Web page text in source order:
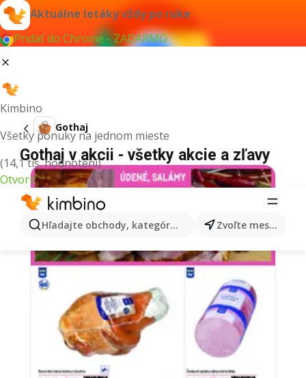
Aktuálne letáky vždy po ruke
Pridať do Chrome - ZADARMO
Kimbino
Všetky ponuky na jednom mieste
(14,1 tis. hodnotení)
Otvoriť
Hľadajte obchody, kategórie, produkty... Zvoľte mesto
Gothaj
Gothaj v akcii - všetky akcie a zľavy